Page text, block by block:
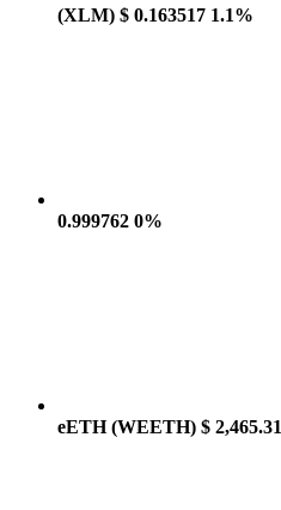
(XLM) $ 0.163517 1.1%
0.999762 0%
eETH(WEETH) $ 2,465.31